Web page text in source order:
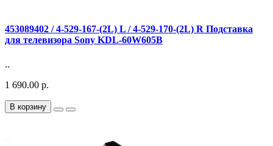
453089402 / 4-529-167-(2L) L / 4-529-170-(2L) R Подставка
для телевизора Sony KDL-60W605B
..
1 690.00 р.
В корзину